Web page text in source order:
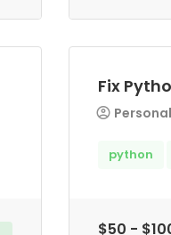
Fix
python
$50 -